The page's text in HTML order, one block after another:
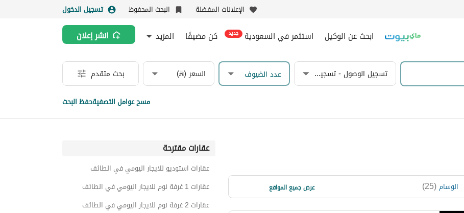
الإعلانات المفضلة البحث المحفوظ تسجيل الدخول
ابحث عن الوكيل استثمر في السعودية جديد كن مضيفًا المزيد انشر إعلان
تسجيل الوصول - تسجيل المغادرة عدد الضيوف السعر (⃁) بحث متقدم
مسح عوامل التصفيةحفظ البحث
الوسام(
25
) شهار
(
12
)
القديرة
(
8
)
عرض جميع المواقع
عقارات مقترحة
عقارات استوديو للايجار اليومي في الطائف
عقارات 1 غرفة نوم للايجار اليومي في الطائف
عقارات 2 غرفة نوم للايجار اليومي في الطائف